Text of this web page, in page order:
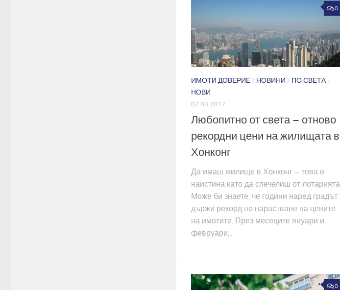
0
ИМОТИ ДОВЕРИЕ/ НОВИНИ / ПО СВЕТА -
НОВИ
02.03.2017
Любопитно от света – отново
рекордни цени на жилищата в
Хонконг
Да имаш жилище в Хонконг – това е
наистина като да спечелиш от лотарията.
Може би знаете, че години наред градът
държи рекорд по нарастване на цените
на имотите. През месеците януари и
февруари,...
0